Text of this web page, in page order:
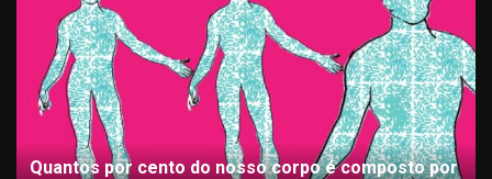
Quantos por cento do nosso corpo é composto por